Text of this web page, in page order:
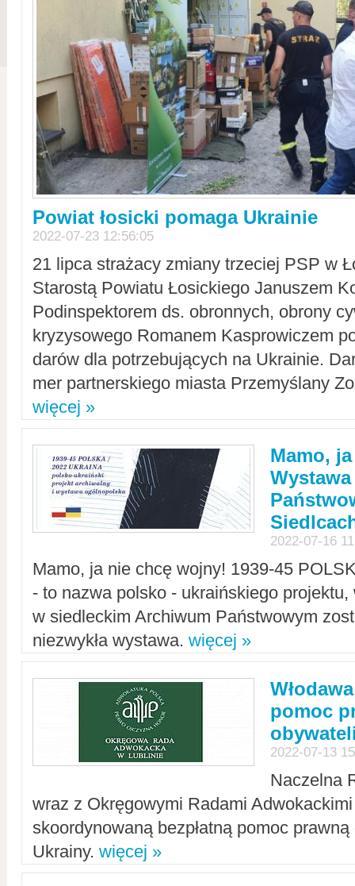
Powiat łosicki pomaga Ukrainie
2022-07-23 12:56:05
21 lipca strażacy zmiany trzeciej PSP w
Starostą Powiatu Łosickiego Januszem
Podinspektorem ds. obronnych, obrony
kryzysowego Romanem Kasprowiczem
darów dla potrzebujących na Ukrainie.
mer partnerskiego miasta Przemyślany
więcej »
Mamo,
2022-07-16
Mamo, ja nie chcę wojny! 1939-45
- to nazwa polsko - ukraińskiego
w siedleckim Archiwum Państwowym
niezwykła wystawa. więcej »
pomoc
2022-07-13
Naczelna
wraz z Okręgowymi Radami Adwokackimi
skoordynowaną bezpłatną pomoc
Ukrainy. więcej »